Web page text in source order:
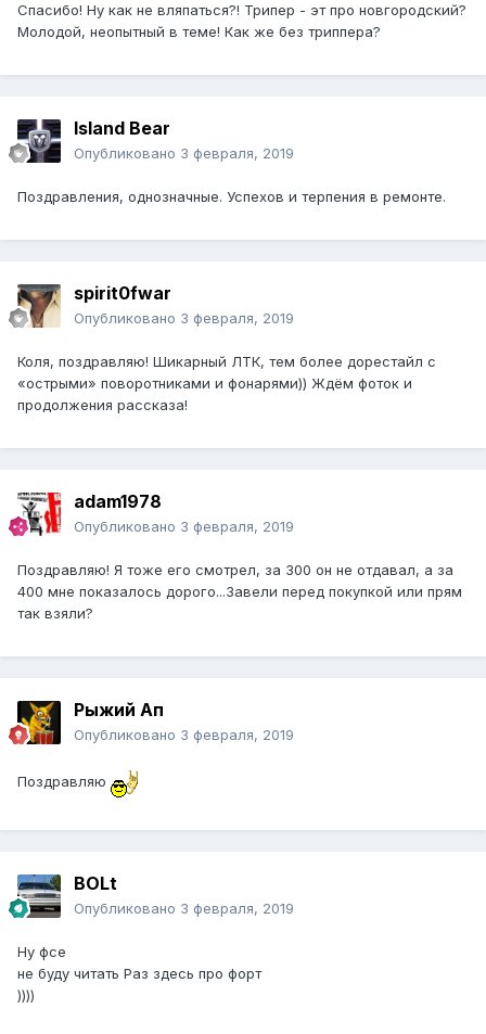
Спасибо! Ну как не вляпаться?! Трипер - эт про новгородский?
Молодой, неопытный в теме! Как же без триппера?
Island Bear
Опубликовано 3 февраля, 2019
Поздравления, однозначные. Успехов и терпения в ремонте.
spirit0fwar
Опубликовано 3 февраля, 2019
Коля, поздравляю! Шикарный ЛТК, тем более дорестайл с
«острыми» поворотниками и фонарями)) Ждём фоток и
продолжения рассказа!
adam1978
Опубликовано 3 февраля, 2019
Поздравляю! Я тоже его смотрел, за 300 он не отдавал, а за
400 мне показалось дорого...Завели перед покупкой или прям
так взяли?
Рыжий Ап
Опубликовано 3 февраля, 2019
Поздравляю
BOLt
Опубликовано 3 февраля, 2019
Ну фсе
не буду читать Раз здесь про форт
))))